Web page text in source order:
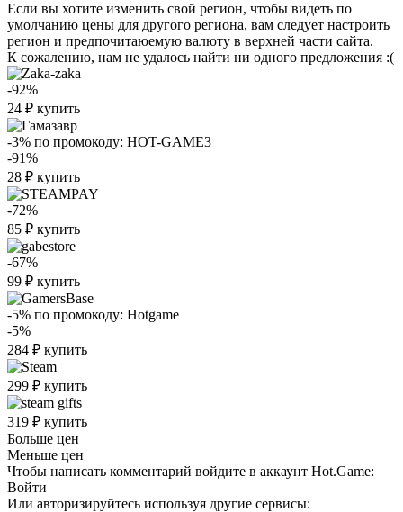
Если вы хотите изменить свой регион, чтобы видеть по
умолчанию цены для другого региона, вам следует настроить
регион и предпочитаюемую валюту в верхней части сайта.
К сожалению, нам не удалось найти ни одного предложения :(
-92%
24 ₽ купить
-3% по промокоду: HOT-GAME3
-91%
28 ₽ купить
-72%
85 ₽ купить
-67%
99 ₽ купить
-5% по промокоду: Hotgame
-5%
284 ₽ купить
299 ₽ купить
319 ₽ купить
Больше цен
Меньше цен
Чтобы написать комментарий войдите в аккаунт Hot.Game:
Войти
Или авторизируйтесь используя другие сервисы: